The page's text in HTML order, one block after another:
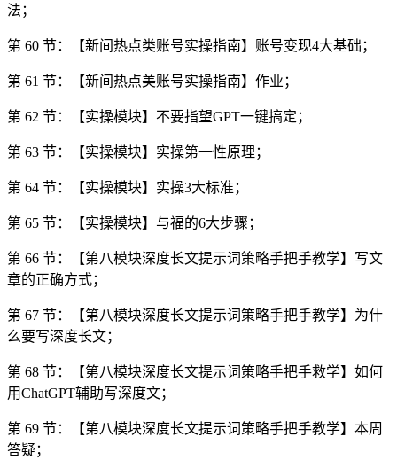
法；
第 60 节：【新间热点类账号实操指南】账号变现4大基础；
第 61 节：【新间热点美账号实操指南】作业；
第 62 节：【实操模块】不要指望GPT一键搞定；
第 63 节：【实操模块】实操第一性原理；
第 64 节：【实操模块】实操3大标准；
第 65 节：【实操模块】与福的6大步骤；
第 66 节：【第八模块深度长文提示词策略手把手教学】写文
章的正确方式；
第 67 节：【第八模块深度长文提示词策略手把手教学】为什
么要写深度长文；
第 68 节：【第八模块深度长文提示词策略手把手救学】如何
用ChatGPT辅助写深度文；
第 69 节：【第八模块深度长文提示词策略手把手教学】本周
答疑；